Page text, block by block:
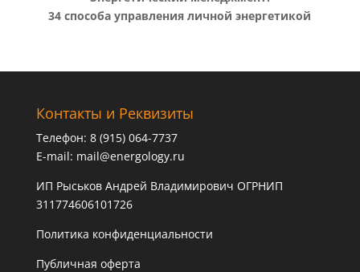
34 способа управления личной энергетикой
Контакты и Реквизиты
Телефон: 8 (915) 064-7737
E-mail: mail@energology.ru
ИП Рыськов Андрей Владимирович ОГРНИП
311774606101726
Политика конфиденциальности
Публичная оферта